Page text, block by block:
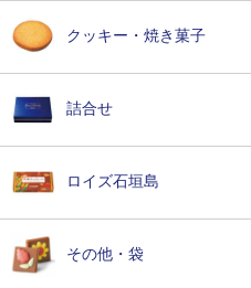
クッキー・焼き菓子
詰合せ
ロイズ石垣島
その他・袋